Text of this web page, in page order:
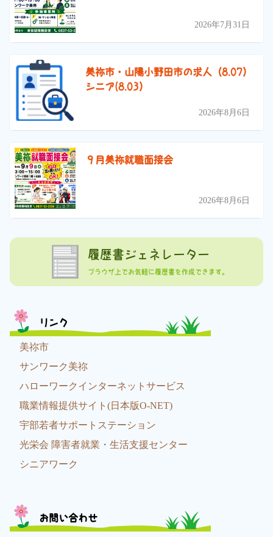
2026年7月31日
美祢市・山陽小野田市の求人（8.07）
シニア(8.03）
2026年8月6日
９月美祢就職面接会
2026年8月6日
履歴書ジェネレーター
ブラウザ上でお気軽に履歴書を作成できます。
リンク
美祢市
サンワーク美祢
ハローワークインターネットサービス
職業情報提供サイト(日本版O-NET)
宇部若者サポートステーション
光栄会 障害者就業・生活支援センター
シニアワーク
お問い合わせ